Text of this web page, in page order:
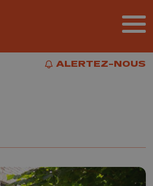
ALERTEZ-NOUS
ALERTEZ-NOUS